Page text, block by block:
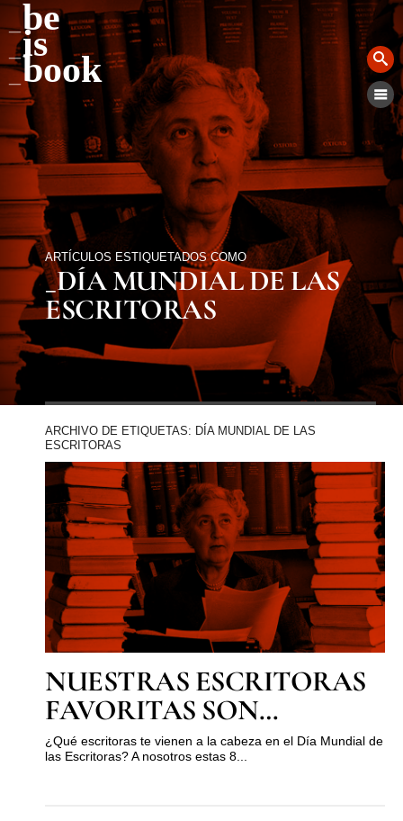
be
is
book
ARTÍCULOS ESTIQUETADOS COMO
_DÍA MUNDIAL DE LAS
ESCRITORAS
ARCHIVO DE ETIQUETAS: DÍA MUNDIAL DE LAS
ESCRITORAS
NUESTRAS ESCRITORAS
FAVORITAS SON…
¿Qué escritoras te vienen a la cabeza en el Día Mundial de
las Escritoras? A nosotros estas 8...